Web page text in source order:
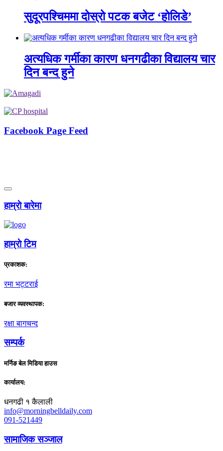
सुदूरपश्चिममा दोस्रो पटक बजेट ‘होलिडे’
अत्यधिक गर्मीका कारण धनगढीका विद्यालय चार
दिन बन्द हुने
Facebook Page Feed
हाम्राे बारेमा
हाम्राे टिम
प्रकाशक:
रमा भट्टराई
बजार व्यवस्थापक:
रक्षा बागचन्द
सम्पर्क
मर्निङ बेल मिडिया हाउस
कार्यालय:
धनगढी १ कैलाली
info@morningbelldaily.com
091-521449
सामाजिक सञ्जाल